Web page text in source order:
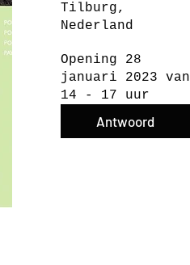
Tilburg,
Nederland
Opening 28
januari 2023 van
14 - 17 uur
Antwoord